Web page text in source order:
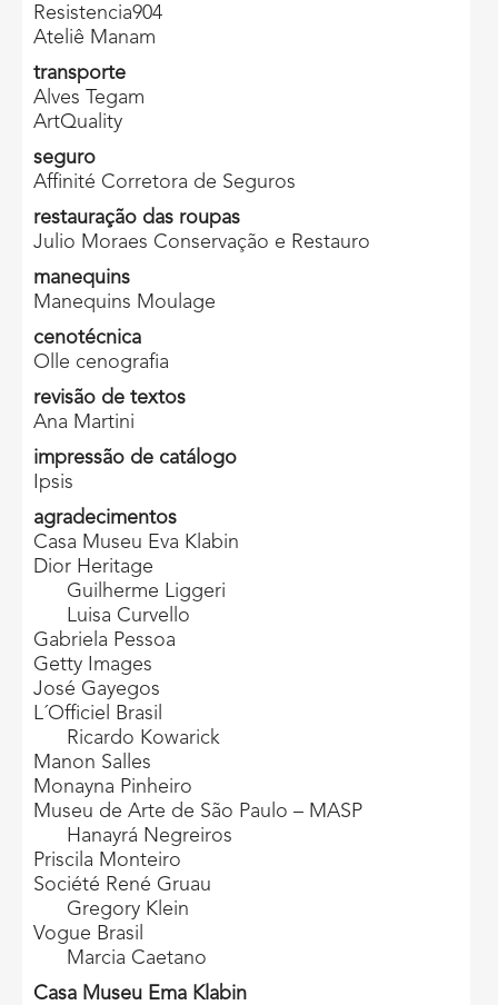
Resistencia904
Ateliê Manam
transporte
Alves Tegam
ArtQuality
seguro
Affinité Corretora de Seguros
restauração das roupas
Julio Moraes Conservação e Restauro
manequins
Manequins Moulage
cenotécnica
Olle cenografia
revisão de textos
Ana Martini
impressão de catálogo
Ipsis
agradecimentos
Casa Museu Eva Klabin
Dior Heritage
Guilherme Liggeri
Luisa Curvello
Gabriela Pessoa
Getty Images
José Gayegos
L´Officiel Brasil
Ricardo Kowarick
Manon Salles
Monayna Pinheiro
Museu de Arte de São Paulo – MASP
Hanayrá Negreiros
Priscila Monteiro
Société René Gruau
Gregory Klein
Vogue Brasil
Marcia Caetano
Casa Museu Ema Klabin